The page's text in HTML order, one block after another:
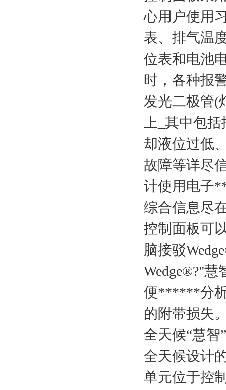
心用户使用
表、排气温
位表和电池
时，各种报
发光二极管(
上_其中包
却液位过低
故障等详尽
计使用电
综合信息尽
控制面板可
脑接驳
Wedge®?"
便******分析
的附带损失
全天候“慧
全天候设计
单元位于控